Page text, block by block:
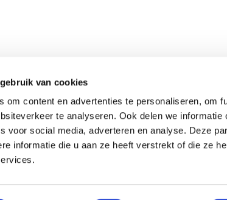
van cookies
om content en advertenties te personaliseren, om
te analyseren. Ook delen we informatie
voor social media, adverteren en analyse. Deze
informatie die u aan ze heeft verstrekt of die ze
OVER GERARD KOOPMAN
ONZE DUIVEN
ACTUEEL